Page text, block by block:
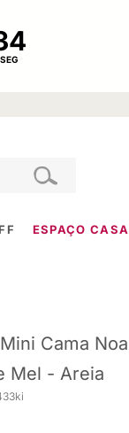
SEG
ESPAÇO CASA
Cama
Mel - Areia